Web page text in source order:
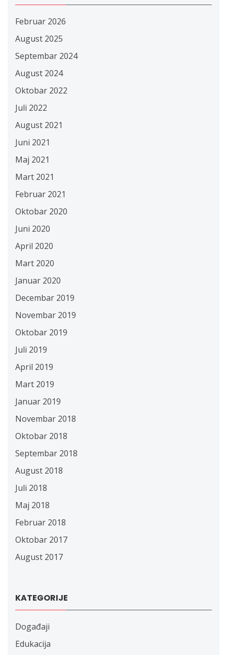
Februar 2026
August 2025
Septembar 2024
August 2024
Oktobar 2022
Juli 2022
August 2021
Juni 2021
Maj 2021
Mart 2021
Februar 2021
Oktobar 2020
Juni 2020
April 2020
Mart 2020
Januar 2020
Decembar 2019
Novembar 2019
Oktobar 2019
Juli 2019
April 2019
Mart 2019
Januar 2019
Novembar 2018
Oktobar 2018
Septembar 2018
August 2018
Juli 2018
Maj 2018
Februar 2018
Oktobar 2017
August 2017
KATEGORIJE
Događaji
Edukacija